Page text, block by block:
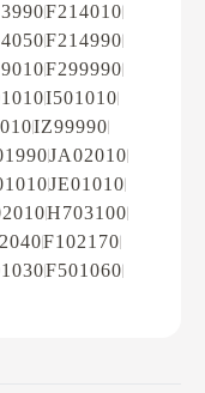
F214010
F214990
F299990
I501010
IZ99990
JA02010
JE01010
H703100
F102170
F501060